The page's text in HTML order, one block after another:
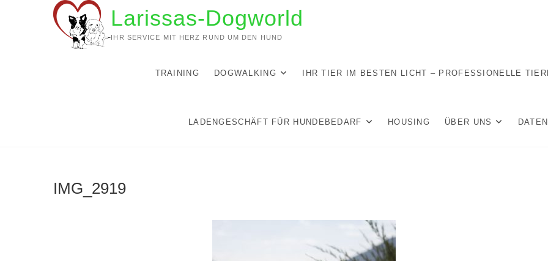
Larissas-Dogworld
IHR SERVICE MIT HERZ RUND UM DEN HUND
TRAINING DOGWALKING IHR TIER IM BESTEN LICHT – PROFESSIONELLE
LADENGESCHÄFT FÜR HUNDEBEDARF HOUSING ÜBER UNS
IMG_2919